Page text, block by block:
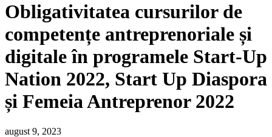
Obligativitatea cursurilor de
competențe antreprenoriale și
digitale în programele Start-Up
Nation 2022, Start Up Diaspora
și Femeia Antreprenor 2022
august 9, 2023